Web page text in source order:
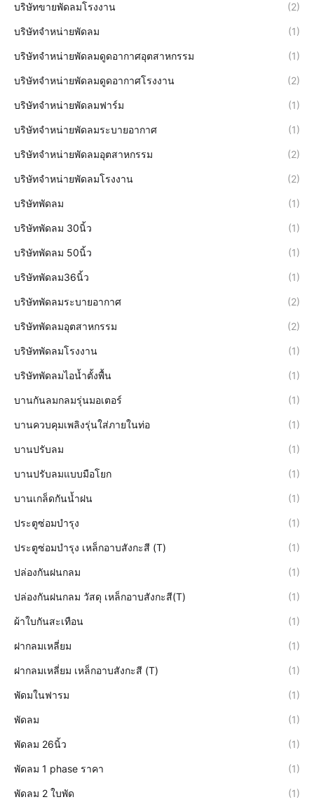
บริษัทขายพัดลมโรงงาน (2)
บริษัทจำหน่ายพัดลม (1)
บริษัทจำหน่ายพัดลมดูดอากาศอุตสาหกรรม (1)
บริษัทจำหน่ายพัดลมดูดอากาศโรงงาน (2)
บริษัทจำหน่ายพัดลมฟาร์ม (1)
บริษัทจำหน่ายพัดลมระบายอากาศ (1)
บริษัทจำหน่ายพัดลมอุตสาหกรรม (2)
บริษัทจำหน่ายพัดลมโรงงาน (2)
บริษัทพัดลม (1)
บริษัทพัดลม 30นิ้ว (1)
บริษัทพัดลม 50นิ้ว (1)
บริษัทพัดลม36นิ้ว (1)
บริษัทพัดลมระบายอากาศ (2)
บริษัทพัดลมอุตสาหกรรม (2)
บริษัทพัดลมโรงงาน (1)
บริษัทพัดลมไอน้ำตั้งพื้น (1)
บานกันลมกลมรุ่นมอเตอร์ (1)
บานควบคุมเพลิงรุ่นใส่ภายในท่อ (1)
บานปรับลม (1)
บานปรับลมแบบมือโยก (1)
บานเกล็ดกันน้ำฝน (1)
ประตูซ่อมบำรุง (1)
ประตูซ่อมบำรุง เหล็กอาบสังกะสี (T) (1)
ปล่องกันฝนกลม (1)
ปล่องกันฝนกลม วัสดุ เหล็กอาบสังกะสี(T) (1)
ผ้าใบกันสะเทือน (1)
ฝากลมเหลี่ยม (1)
ฝากลมเหลี่ยม เหล็กอาบสังกะสี (T) (1)
พัดมในฟารม (1)
พัดลม (1)
พัดลม 26นิ้ว (1)
พัดลม 1 phase ราคา (1)
พัดลม 2 ใบพัด (1)